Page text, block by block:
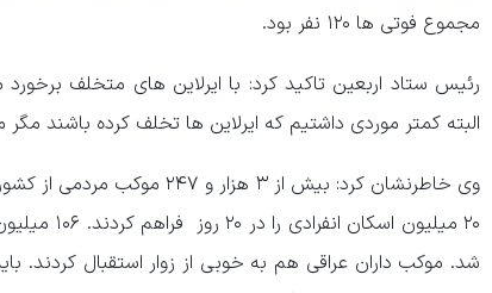
مجموع فوتی ها ۱۲۰ نفر بود.
رئیس ستاد اربعین تاکید کرد: با ایرلاین های متخلف
البته کمتر موردی داشتیم که ایرلاین ها تخلف کرده باشند مگر
وی خاطرنشان کرد: بیش از ۳
۲۰ میلیون
شد. موکب داران عراقی هم به خوبی از زوار استقبال کردند.